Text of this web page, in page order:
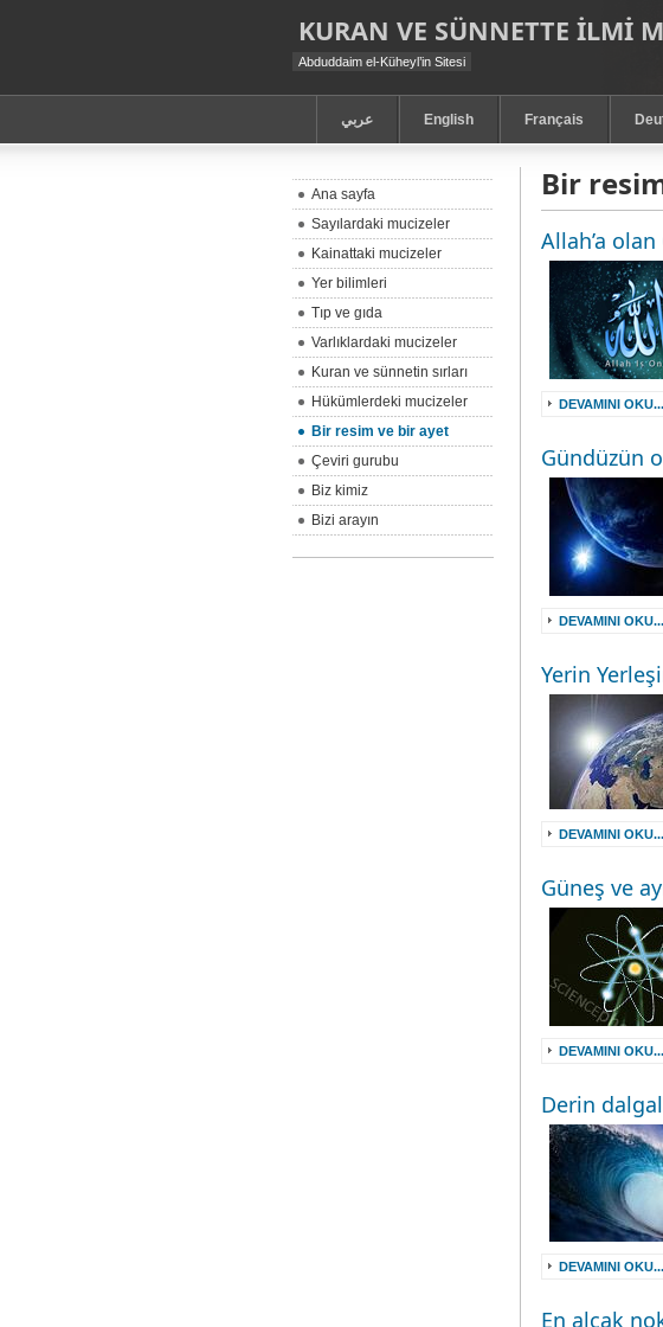
KURAN VE SÜNNETTE ILMI
Abduddaim el-Küheyl’in Sitesi
عربي English Français
Bir
Allah’a
DEVAMINI OKU...
Gündüzün
DEVAMINI OKU...
Yerin
DEVAMINI OKU...
Güneş ve
DEVAMINI OKU...
Derin
DEVAMINI OKU...
En alçak
Ana sayfa
Sayılardaki mucizeler
Kainattaki mucizeler
Yer bilimleri
Tıp ve gıda
Varlıklardaki mucizeler
Kuran ve sünnetin sırları
Hükümlerdeki mucizeler
Bir resim ve bir ayet
Çeviri gurubu
Biz kimiz
Bizi arayın